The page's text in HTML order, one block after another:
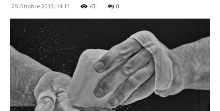
25 Ottobre 2013, 14:13 43 0